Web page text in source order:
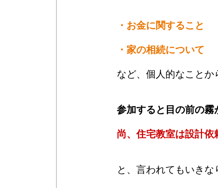
・お金に関すること
・家の相続について
など、個人的なこと
参加すると目の前の
尚、住宅教室は設計
と、言われてもいき